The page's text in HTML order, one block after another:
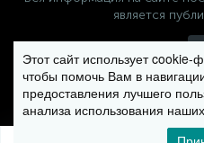
является
Политика компании в
Этот сайт использует cookie-
чтобы помочь Вам в
предоставления лучшего
анализа использования